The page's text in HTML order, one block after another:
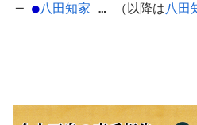
─ ●八田知家 … （以降は八田